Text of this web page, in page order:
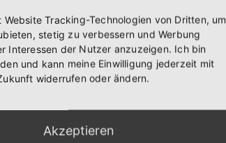
Website Tracking-Technologien von Dritten, um
stetig zu verbessern und Werbung
Interessen der Nutzer anzuzeigen. Ich bin
und kann meine Einwilligung jederzeit mit
widerrufen oder ändern.
Akzeptieren